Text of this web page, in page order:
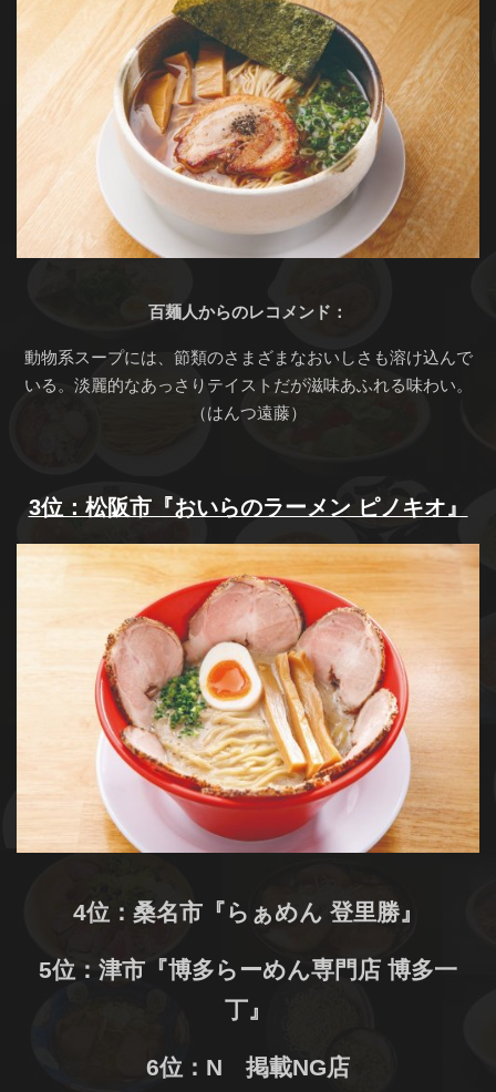
百麺人からのレコメンド：
動物系スープには、節類のさまざまなおいしさも溶け込んで
いる。淡麗的なあっさりテイストだが滋味あふれる味わい。
（はんつ遠藤）
3位：松阪市『おいらのラーメン ピノキオ』
4位：桑名市『らぁめん 登里勝』
5位：津市『博多らーめん専門店 博多一
丁』
6位：N 掲載NG店